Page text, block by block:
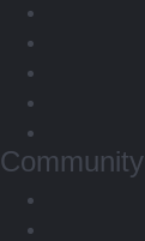
Community